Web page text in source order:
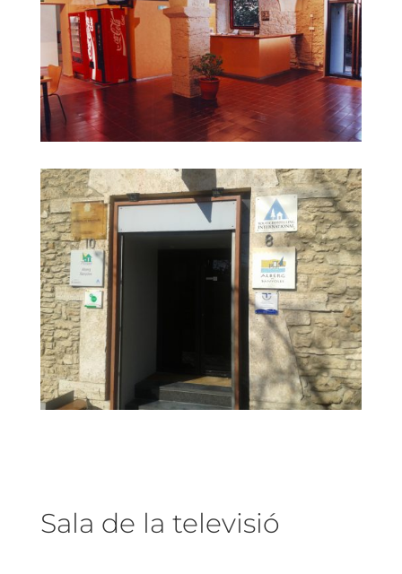
Sala de la televisió